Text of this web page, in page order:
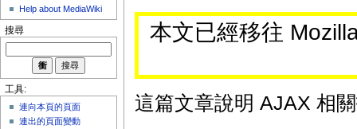
本文已經移往
這篇文章說明 AJAX 相
Help about MediaWiki
搜尋
工具:
連向本頁的頁面
連出的頁面變動